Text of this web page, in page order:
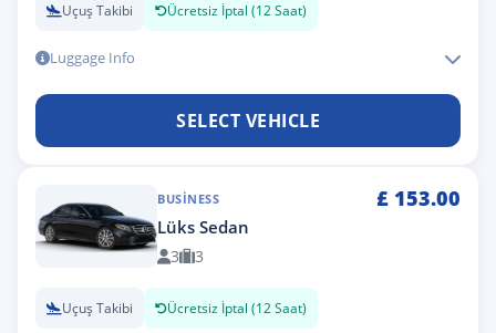
Uçuş Takibi Ücretsiz İptal (12 Saat)
Luggage Info
SELECT VEHICLE
BUSINESS £ 153.00
Lüks Sedan
3 3
Uçuş Takibi Ücretsiz İptal (12 Saat)